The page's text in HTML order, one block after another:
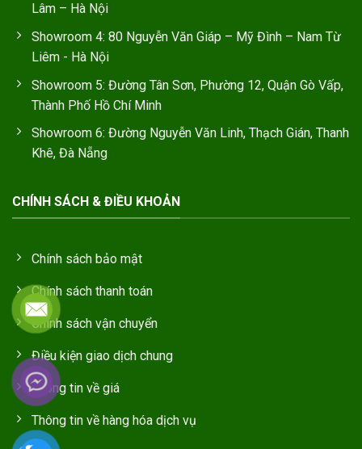
Lâm – Hà Nội
Showroom 4: 80 Nguyễn Văn Giáp – Mỹ Đình – Nam Từ
Liêm - Hà Nội
Showroom 5: Đường Tân Sơn, Phường 12, Quận Gò Vấp,
Thành Phố Hồ Chí Minh
Showroom 6: Đường Nguyễn Văn Linh, Thạch Gián, Thanh
Khê, Đà Nẵng
CHÍNH SÁCH & ĐIỀU KHOẢN
Chính sách bảo mật
Chính sách thanh toán
Chính sách vận chuyển
Điều kiện giao dịch chung
Thông tin về giá
Thông tin về hàng hóa dịch vụ